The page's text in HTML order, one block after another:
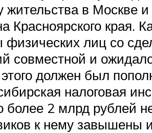
жительства в Москве
Красноярского
лиц со
и
должен был
налоговая
2 млрд рублей
к нему завышены